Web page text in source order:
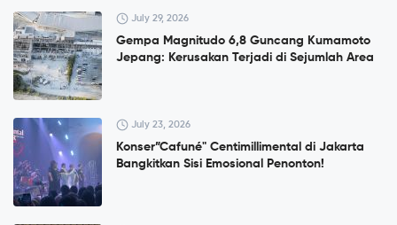
July 29, 2026
Gempa Magnitudo 6,8 Guncang Kumamoto
Jepang: Kerusakan Terjadi di Sejumlah Area
July 23, 2026
Konser”Cafuné" Centimillimental di Jakarta
Bangkitkan Sisi Emosional Penonton!